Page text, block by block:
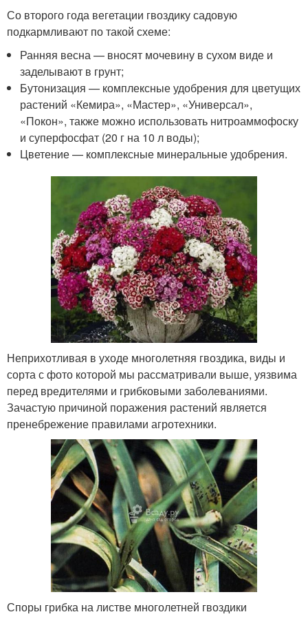
Со второго года вегетации гвоздику садовую
подкармливают по такой схеме:
Ранняя весна — вносят мочевину в сухом виде и
заделывают в грунт;
Бутонизация — комплексные удобрения для цветущих
растений «Кемира», «Мастер», «Универсал»,
«Покон», также можно использовать нитроаммофоску
и суперфосфат (20 г на 10 л воды);
Цветение — комплексные минеральные удобрения.
Неприхотливая в уходе многолетняя гвоздика, виды и
сорта с фото которой мы рассматривали выше, уязвима
перед вредителями и грибковыми заболеваниями.
Зачастую причиной поражения растений является
пренебрежение правилами агротехники.
Споры грибка на листве многолетней гвоздики